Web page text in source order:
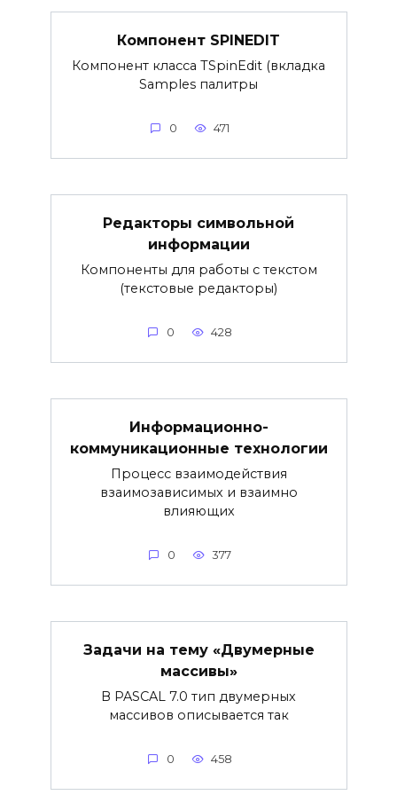
Компонент SPINEDIT
Компонент класса TSpinEdit (вкладка
Samples палитры
0 471
Редакторы символьной
информации
Компоненты для работы с текстом
(текстовые редакторы)
0 428
Информационно-
коммуникационные технологии
Процесс взаимодействия
взаимозависимых и взаимно
влияющих
0 377
Задачи на тему «Двумерные
массивы»
В PASCAL 7.0 тип двумерных
массивов описывается так
0 458